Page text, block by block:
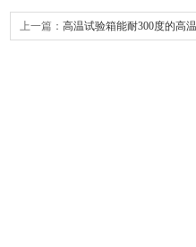
上一篇： 高温试验箱能耐300度的高